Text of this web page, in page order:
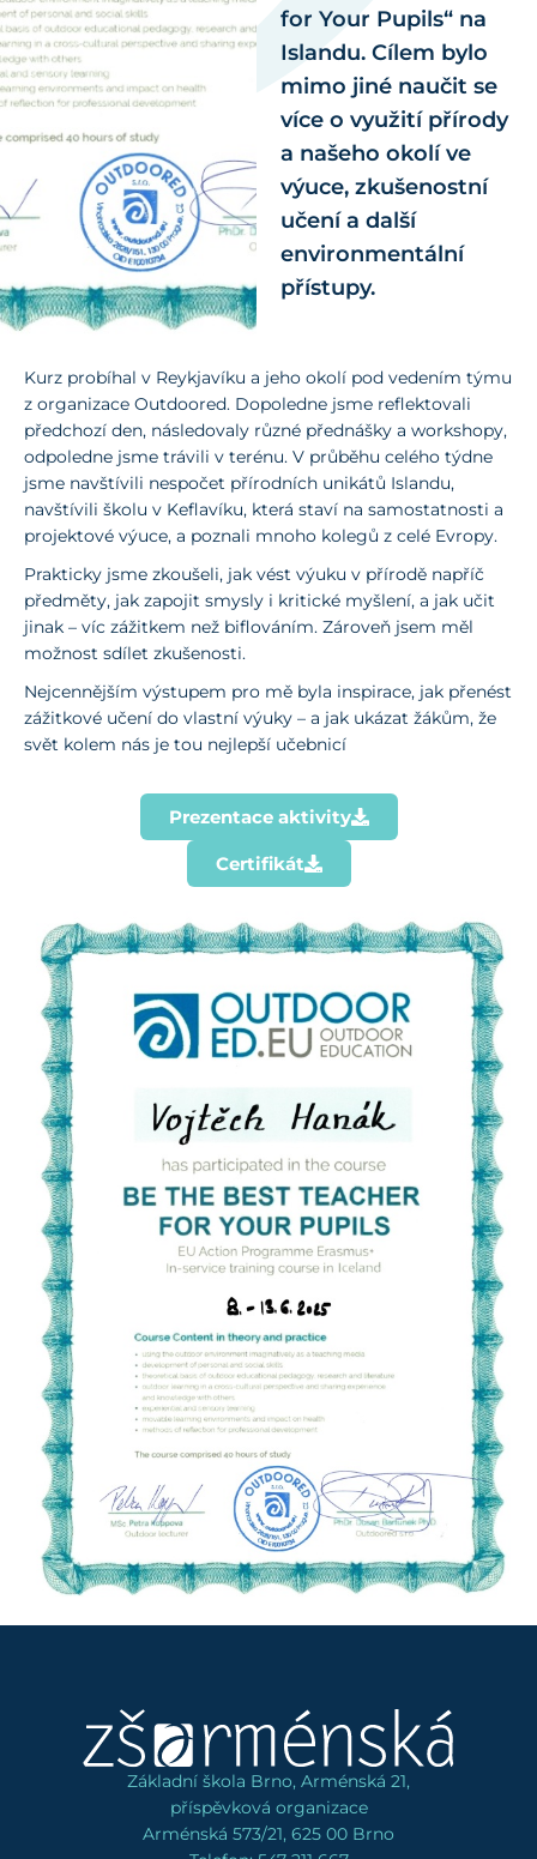
for Your Pupils“ na
Islandu. Cílem bylo
mimo jiné naučit se
více o využití přírody
a našeho okolí ve
výuce, zkušenostní
učení a další
environmentální
přístupy.
Kurz probíhal v Reykjavíku a jeho okolí pod vedením týmu
z organizace Outdoored. Dopoledne jsme reflektovali
předchozí den, následovaly různé přednášky a workshopy,
odpoledne jsme trávili v terénu. V průběhu celého týdne
jsme navštívili nespočet přírodních unikátů Islandu,
navštívili školu v Keflavíku, která staví na samostatnosti a
projektové výuce, a poznali mnoho kolegů z celé Evropy.
Prakticky jsme zkoušeli, jak vést výuku v přírodě napříč
předměty, jak zapojit smysly i kritické myšlení, a jak učit
jinak – víc zážitkem než biflováním. Zároveň jsem měl
možnost sdílet zkušenosti.
Nejcennějším výstupem pro mě byla inspirace, jak přenést
zážitkové učení do vlastní výuky – a jak ukázat žákům, že
svět kolem nás je tou nejlepší učebnicí
Prezentace aktivity
Certifikát
Základní škola Brno, Arménská 21,
příspěvková organizace
Arménská 573/21, 625 00 Brno